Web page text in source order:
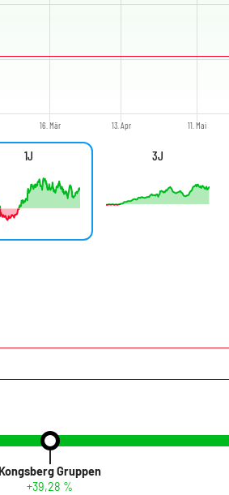
16. Mär 13. Apr 11. Mai
1J 3J
Kongsberg Gruppen
+39,28 %